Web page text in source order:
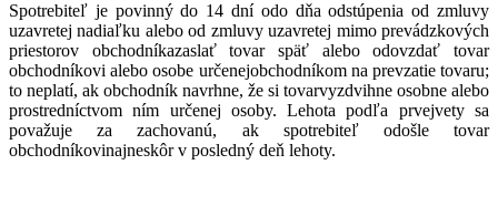
Spotrebiteľ je povinný do 14 dní odo dňa odstúpenia od zmluvy
uzavretej nadiaľku alebo od zmluvy uzavretej mimo prevádzkových
priestorov obchodníkazaslať tovar späť alebo odovzdať tovar
obchodníkovi alebo osobe určenejobchodníkom na prevzatie tovaru;
to neplatí, ak obchodník navrhne, že si tovarvyzdvihne osobne alebo
prostredníctvom ním určenej osoby. Lehota podľa prvejvety sa
považuje za zachovanú, ak spotrebiteľ odošle tovar
obchodníkovinajneskôr v posledný deň lehoty.